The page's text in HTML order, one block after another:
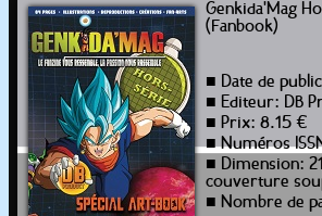
Genkida'Mag
(Fanbook)
■ Date de
■ Editeur: DB
■ Prix: 8.15 €
■ Numéros
■ Dimension:
couverture
■ Nombre de